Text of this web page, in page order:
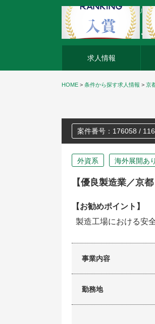
外資系企業の転職・キャリア
求人情報
HOME > 条件から探す求人情報 > 京
案件番号：176058 / 116
外資系 海外展開あり
【優良製造業／京
【お勧めポイント】
製造工場における安
事業内容
勤務地